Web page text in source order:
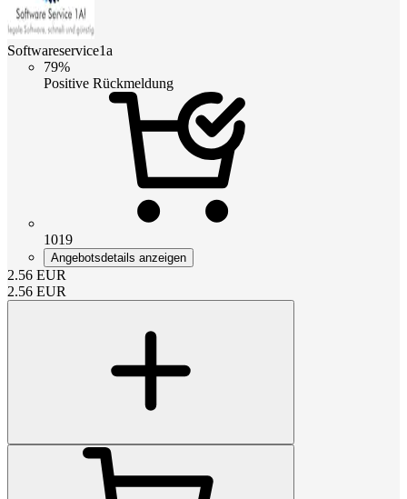
Softwareservice1a
79%
Positive Rückmeldung
1019
Angebotsdetails anzeigen
2.56 EUR
2.56 EUR